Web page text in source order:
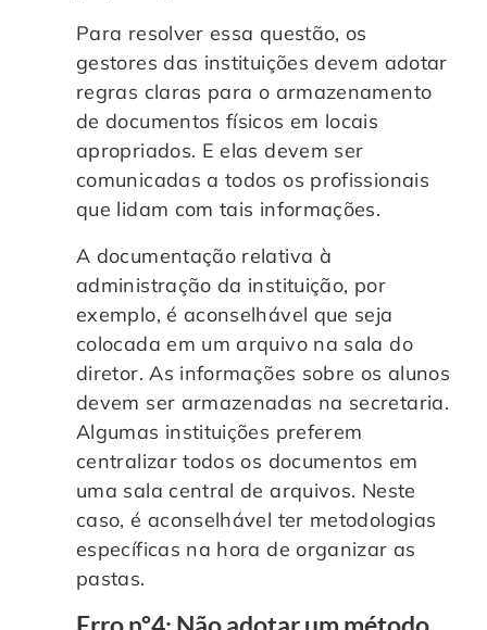
Para resolver essa questão, os
gestores das instituições devem adotar
regras claras para o armazenamento
de documentos físicos em locais
apropriados. E elas devem ser
comunicadas a todos os profissionais
que lidam com tais informações.
A documentação relativa à
administração da instituição, por
exemplo, é aconselhável que seja
colocada em um arquivo na sala do
diretor. As informações sobre os alunos
devem ser armazenadas na secretaria.
Algumas instituições preferem
centralizar todos os documentos em
uma sala central de arquivos. Neste
caso, é aconselhável ter metodologias
específicas na hora de organizar as
pastas.